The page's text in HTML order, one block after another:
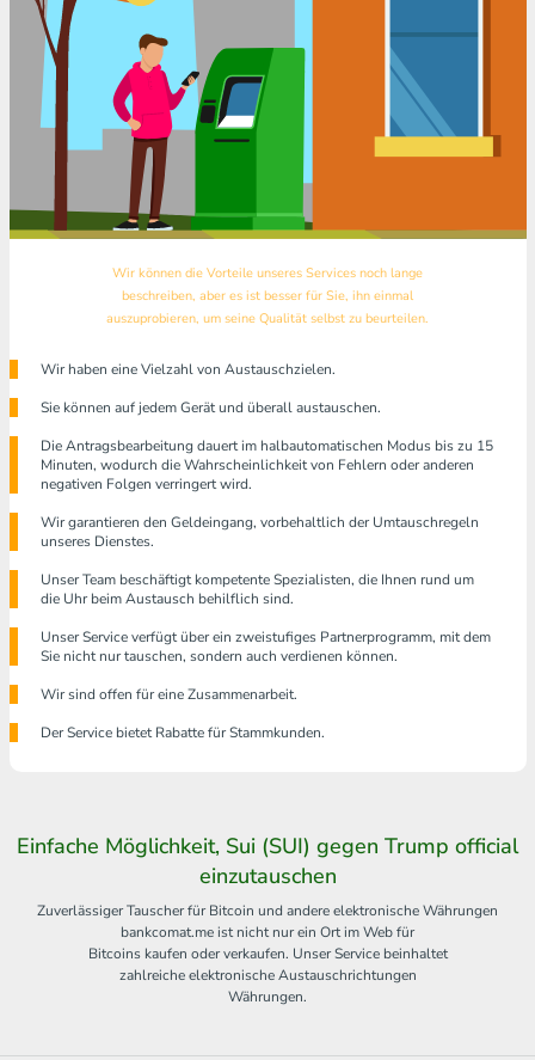
Wir können die Vorteile unseres Services noch lange
beschreiben, aber es ist besser für Sie, ihn einmal
auszuprobieren, um seine Qualität selbst zu beurteilen.
Wir haben eine Vielzahl von Austauschzielen.
Sie können auf jedem Gerät und überall austauschen.
Die Antragsbearbeitung dauert im halbautomatischen Modus bis zu 15
Minuten, wodurch die Wahrscheinlichkeit von Fehlern oder anderen
negativen Folgen verringert wird.
Wir garantieren den Geldeingang, vorbehaltlich der Umtauschregeln
unseres Dienstes.
Unser Team beschäftigt kompetente Spezialisten, die Ihnen rund um
die Uhr beim Austausch behilflich sind.
Unser Service verfügt über ein zweistufiges Partnerprogramm, mit dem
Sie nicht nur tauschen, sondern auch verdienen können.
Wir sind offen für eine Zusammenarbeit.
Der Service bietet Rabatte für Stammkunden.
Einfache Möglichkeit, Sui (SUI) gegen Trump official
einzutauschen
Zuverlässiger Tauscher für Bitcoin und andere elektronische Währungen
bankcomat.me ist nicht nur ein Ort im Web für
Bitcoins kaufen oder verkaufen. Unser Service beinhaltet
zahlreiche elektronische Austauschrichtungen
Währungen.